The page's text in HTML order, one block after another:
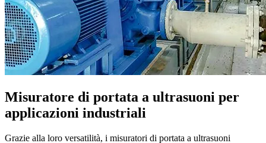
Misuratore di portata a ultrasuoni per
applicazioni industriali
Grazie alla loro versatilità, i misuratori di portata a ultrasuoni